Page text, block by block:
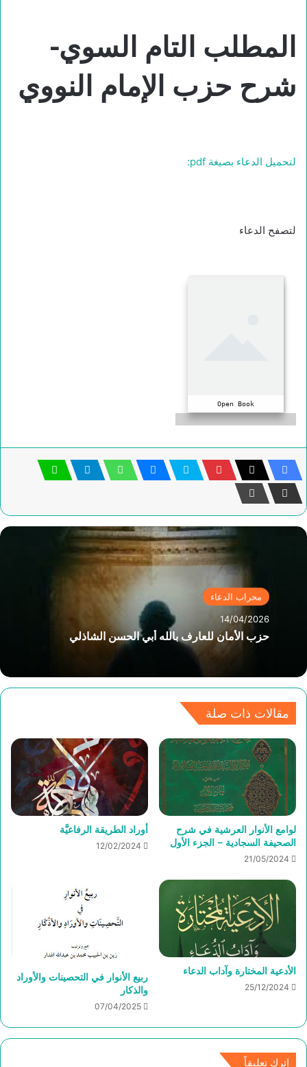
المطلب التام السوي-
شرح حزب الإمام النووي
لتحميل الدعاء بصيغة pdf:
لتصفح الدعاء
Open Book
محراب الدعاء
14/04/2026
حزب الأمان للعارف بالله أبي الحسن الشاذلي
مقالات ذات صلة
لوامع الأنوار العرشية في شرح
الصحيفة السجادية – الجزء الأول
21/05/2024
أوراد الطريقة الرفاعيَّة
12/02/2024
الأدعية المختارة وآداب الدعاء
25/12/2024
ربيع الأنوار في التحصينات والأوراد
والذكار
07/04/2025
اترك تعليقاً